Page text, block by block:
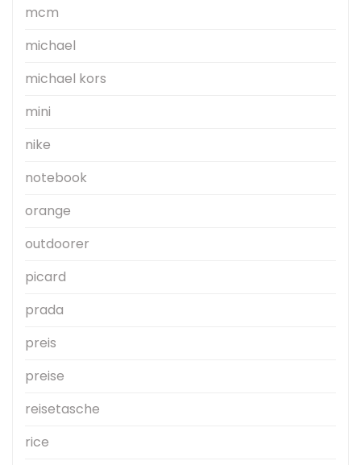
mcm
michael
michael kors
mini
nike
notebook
orange
outdoorer
picard
prada
preis
preise
reisetasche
rice